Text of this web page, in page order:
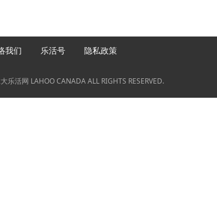
我们 乐活号 隐私政策
乐活网 LAHOO CANADA ALL RIGHTS RESERVED.